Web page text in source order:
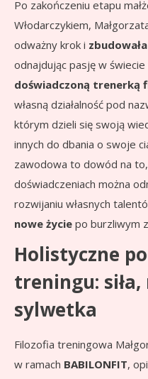
Po zakończeniu etapu
Włodarczykiem,
odważny krok i
odnajdując pasję w
doświadczoną trenerką
własną działalność pod
którym dzieli się swoją
innych do dbania o swoje
zawodowa to dowód na
doświadczeniach można
rozwijaniu własnych
nowe życie po burzliwym
Holistyczne
treningu:
sylwetka
Filozofia treningowa
w ramach BABILONFIT,